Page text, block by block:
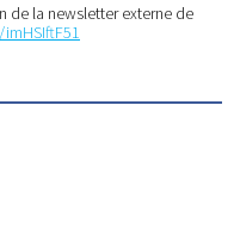
la newsletter externe de